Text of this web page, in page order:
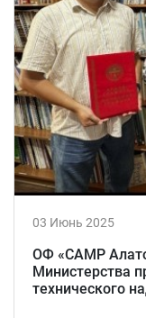
03 Июнь 2025
ОФ «САМР
Министерства
технического